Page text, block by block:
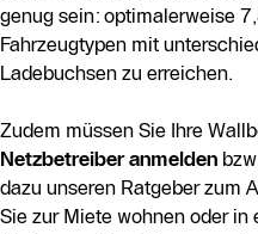
genug sein: optimalerweise
Fahrzeugtypen mit
Ladebuchsen zu erreichen.
Zudem müssen Sie Ihre
Netzbetreiber anmelden
dazu unseren Ratgeber zum
Sie zur Miete wohnen oder in